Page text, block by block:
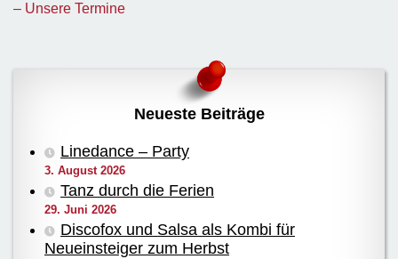
– Unsere Termine
Neueste Beiträge
Linedance – Party
3. August 2026
Tanz durch die Ferien
29. Juni 2026
Discofox und Salsa als Kombi für
Neueinsteiger zum Herbst